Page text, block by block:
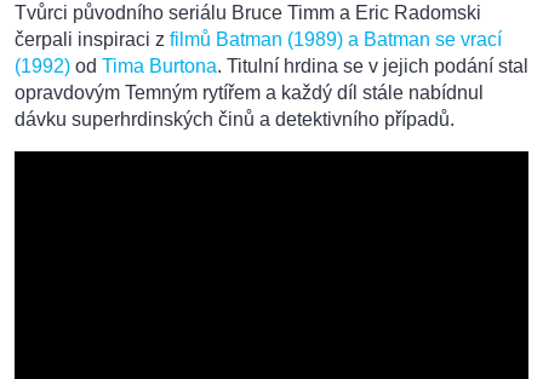
Tvůrci původního seriálu Bruce Timm a Eric Radomski
čerpali inspiraci z filmů Batman (1989) a Batman se vrací
(1992) od Tima Burtona. Titulní hrdina se v jejich podání stal
opravdovým Temným rytířem a každý díl stále nabídnul
dávku superhrdinských činů a detektivního případů.